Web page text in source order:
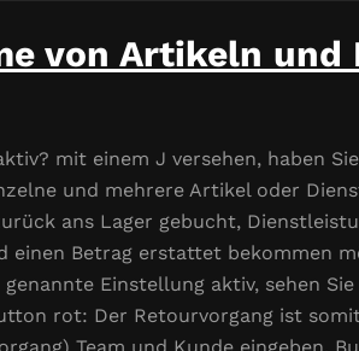
von Artikeln und
mit einem J versehen, haben
und mehrere Artikel oder
ans Lager gebucht,
einen Betrag erstattet bekommen
Einstellung aktiv, sehen
rot: Der Retourvorgang ist